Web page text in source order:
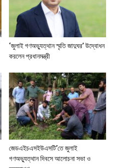
‘জুলাই গণঅভ্যুত্থান স্মৃতি জাদুঘর’ উদ্বোধন
করলেন প্রধানমন্ত্রী
জেডএইচএসইউএসটি’তে জুলাই
গণঅভ্যুত্থান দিবসে আলোচনা সভা ও